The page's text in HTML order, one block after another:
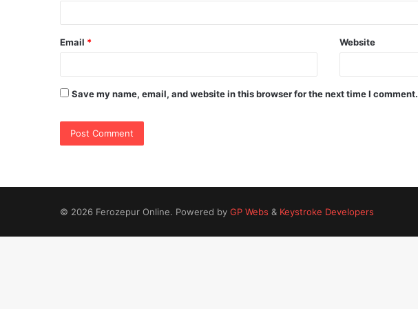
Email * Website
Save my name, email, and website in this browser for the next time I comment.
© 2026 Ferozepur Online. Powered by GP Webs & Keystroke Developers